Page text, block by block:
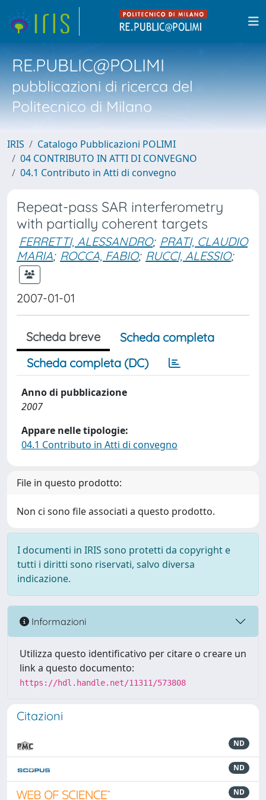
RE.PUBLIC@POLIMI
pubblicazioni di ricerca del
Politecnico di Milano
IRIS
Catalogo Pubblicazioni POLIMI
04 CONTRIBUTO IN ATTI DI CONVEGNO
04.1 Contributo in Atti di convegno
Repeat-pass SAR interferometry
with partially coherent targets
FERRETTI, ALESSANDRO; PRATI, CLAUDIO
MARIA; ROCCA, FABIO; RUCCI, ALESSIO;
2007-01-01
Scheda breve
Scheda completa
Scheda completa (DC)
Anno di pubblicazione
2007
Appare nelle tipologie:
04.1 Contributo in Atti di convegno
File in questo prodotto:
Non ci sono file associati a questo prodotto.
I documenti in IRIS sono protetti da copyright e
tutti i diritti sono riservati, salvo diversa
indicazione.
Informazioni
Utilizza questo identificativo per citare o creare un
link a questo documento:
https://hdl.handle.net/11311/573808
Citazioni
ND
ND
ND